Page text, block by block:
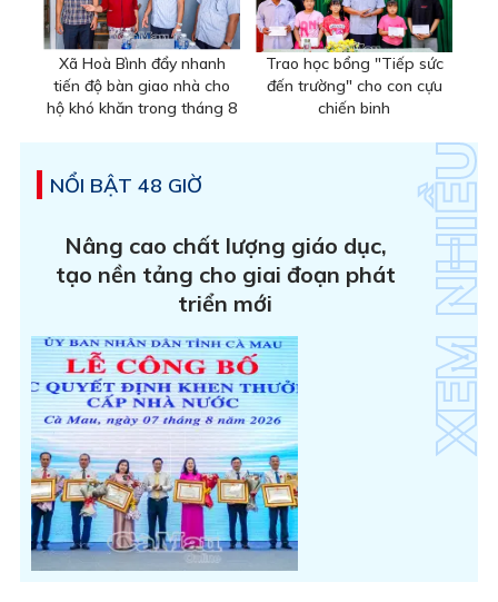
Xã Hoà Bình đẩy nhanh
tiến độ bàn giao nhà cho
hộ khó khăn trong tháng 8
Trao học bổng "Tiếp sức
đến trường" cho con cựu
chiến binh
NỔI BẬT 48 GIỜ
Nâng cao chất lượng giáo dục,
tạo nền tảng cho giai đoạn phát
triển mới